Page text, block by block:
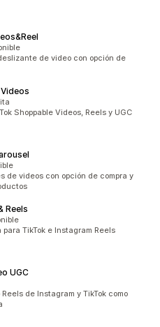
de video con opción de
Shoppable Videos, Reels y UGC
de videos con opción de compra y
Reels
TikTok e Instagram Reels
UGC
de Instagram y TikTok como